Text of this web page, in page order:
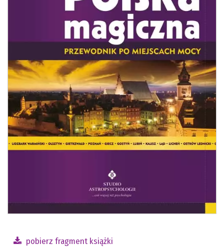
pobierz fragment książki